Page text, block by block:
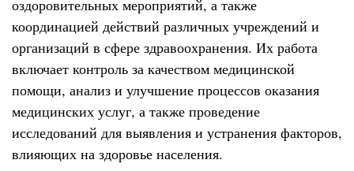
оздоровительных мероприятий, а также
координацией действий различных учреждений и
организаций в сфере здравоохранения. Их работа
включает контроль за качеством медицинской
помощи, анализ и улучшение процессов оказания
медицинских услуг, а также проведение
исследований для выявления и устранения факторов,
влияющих на здоровье населения.